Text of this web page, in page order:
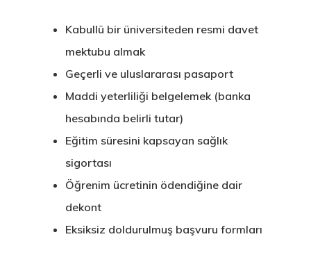
Kabullü bir üniversiteden resmi davet
mektubu almak
Geçerli ve uluslararası pasaport
Maddi yeterliliği belgelemek (banka
hesabında belirli tutar)
Eğitim süresini kapsayan sağlık
sigortası
Öğrenim ücretinin ödendiğine dair
dekont
Eksiksiz doldurulmuş başvuru formları